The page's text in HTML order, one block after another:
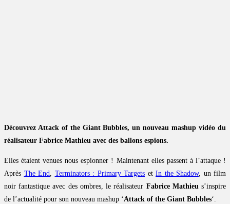
Découvrez Attack of the Giant Bubbles, un nouveau mashup vidéo du
réalisateur Fabrice Mathieu avec des ballons espions.
Elles étaient venues nous espionner ! Maintenant elles passent à l’attaque !
Après The End, Terminators : Primary Targets et In the Shadow, un film
noir fantastique avec des ombres, le réalisateur Fabrice Mathieus’inspire
de l’actualité pour son nouveau mashup ‘Attack of the Giant Bubbles‘.